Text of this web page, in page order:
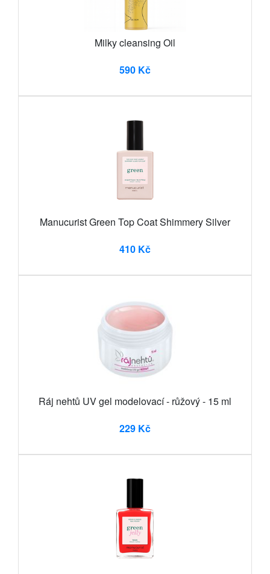
Milky cleansing Oil
590 Kč
Manucurist Green Top Coat Shimmery Silver
410 Kč
Ráj nehtů UV gel modelovací - růžový - 15 ml
229 Kč